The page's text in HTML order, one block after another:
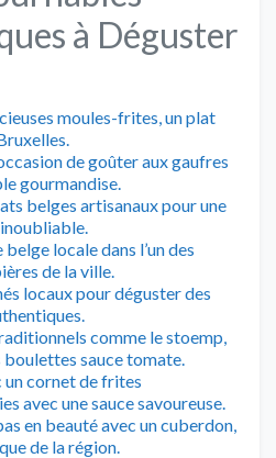
à Déguster
moules-frites, un plat
de goûter aux gaufres
gourmandise.
belges artisanaux pour une
locale dans l’un des
de la ville.
locaux pour déguster des
comme le stoemp,
sauce tomate.
un cornet de frites
avec une sauce savoureuse.
en beauté avec un cuberdon,
de la région.